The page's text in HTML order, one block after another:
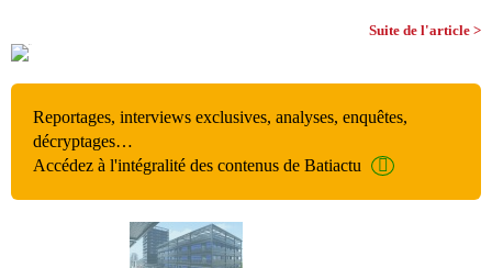
Suite de l'article >
Reportages, interviews exclusives, analyses, enquêtes,
décryptages…
Accédez à l'intégralité des contenus de Batiactu